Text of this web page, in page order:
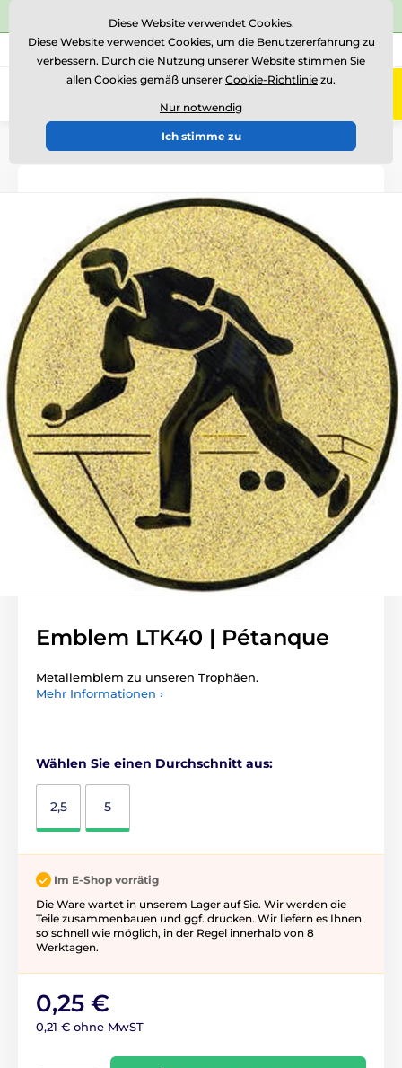
⭐Siehe 504 verifizierte Bewertungen auf
Rufen Sie uns an (Mo-Fr 15-18) +43 676 361 37 22
0
Einführung Logotypen und Embleme
Emblem LTK40 | Pétanque
Metallemblem zu unseren Trophäen.
Mehr Informationen ›
Wählen Sie einen Durchschnitt aus:
2,5 5
Im E-Shop vorrätig
Die Ware wartet in unserem Lager auf Sie. Wir werden die
Teile zusammenbauen und ggf. drucken. Wir liefern es Ihnen
so schnell wie möglich, in der Regel innerhalb von 8
Werktagen.
0,25 €
0,21 € ohne MwST
Diese Website verwendet Cookies.
Diese Website verwendet Cookies, um die Benutzererfahrung zu
verbessern. Durch die Nutzung unserer Website stimmen Sie
allen Cookies gemäß unserer Cookie-Richtlinie zu.
Nur notwendig
Ich stimme zu